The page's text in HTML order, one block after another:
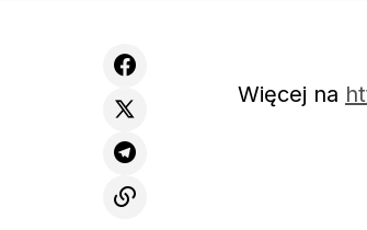
Więcej na